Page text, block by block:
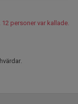
personer var kallade.